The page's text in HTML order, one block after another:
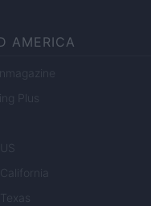
AMERICA
Plus